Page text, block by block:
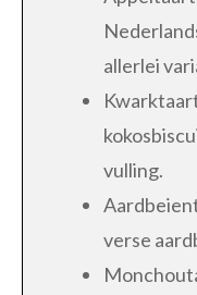
allerlei
vulling.
verse